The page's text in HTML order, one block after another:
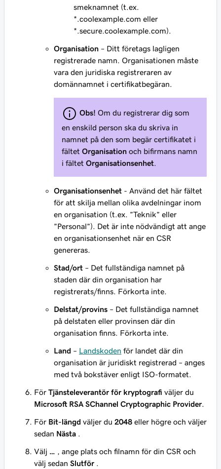
smeknamnet (t.ex.
*.coolexample.com eller
*.secure.coolexample.com).
Organisation – Ditt företags lagligen
registrerade namn. Organisationen måste
vara den juridiska registreraren av
domännamnet i certifikatbegäran.
Obs! Om du registrerar dig som
en enskild person ska du skriva in
namnet på den som begär certifikatet i
fältet Organisation och bifirmans namn
i fältet Organisationsenhet
Organisationsenhet - Använd det här fältet
för att skilja mellan olika avdelningar inom
en organisation (t.ex. ”Teknik” eller
”Personal”). Det är inte nödvändigt att ange
en organisationsenhet när en CSR
genereras.
Stad/ort – Det fullständiga namnet på
staden där din organisation har
registrerats/finns. Förkorta inte.
Delstat/provins – Det fullständiga namnet
på delstaten eller provinsen där din
organisation finns. Förkorta inte.
Land – Landskoden för landet där din
organisation är juridiskt registrerad – anges
med två bokstäver enligt ISO-formatet.
För Tjänsteleverantör för kryptografi väljer du
Microsoft RSA SChannel Cryptographic Provider
För Bit-längd väljer du 2048 eller högre och väljer
sedan Nästa
Välj …
, ange plats och filnamn för din CSR och
välj sedan Slutför